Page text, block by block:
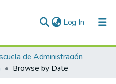
Log In (current)
de Administración
Browse by Date